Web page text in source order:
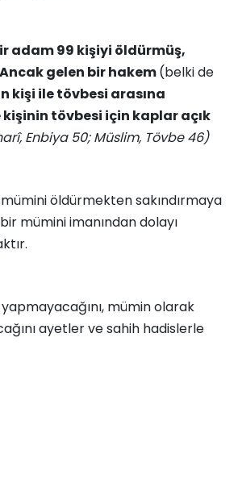
adam 99 kişiyi öldürmüş,
Ancak gelen bir hakem(belki de
kişi ile tövbesi arasına
tövbesi için kaplar açık
Enbiya 50; Müslim, Tövbe 46)
öldürmekten sakındırmaya
mümini imanından dolayı
mümin olarak
ayetler ve sahih hadislerle